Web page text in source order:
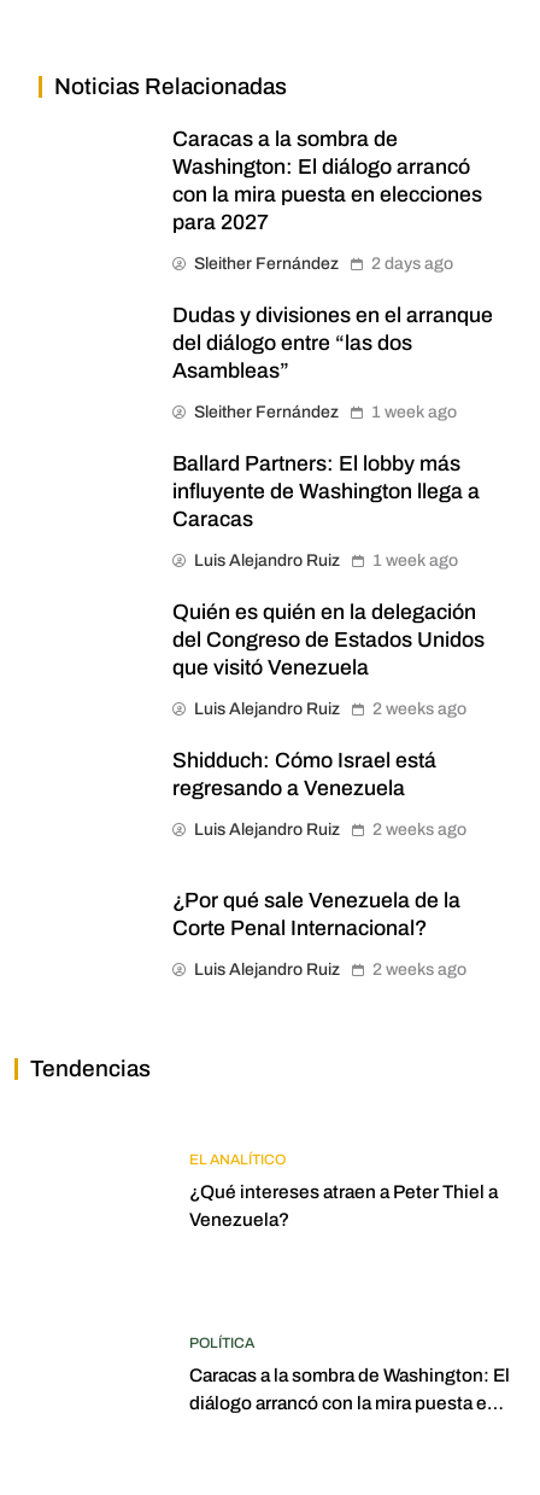
Noticias Relacionadas
Caracas a la sombra de
Washington: El diálogo arrancó
con la mira puesta en elecciones
para 2027
Sleither Fernández 2 days ago
Dudas y divisiones en el arranque
del diálogo entre “las dos
Asambleas”
Sleither Fernández 1 week ago
Ballard Partners: El lobby más
influyente de Washington llega a
Caracas
Luis Alejandro Ruiz 1 week ago
Quién es quién en la delegación
del Congreso de Estados Unidos
que visitó Venezuela
Luis Alejandro Ruiz 2 weeks ago
Shidduch: Cómo Israel está
regresando a Venezuela
Luis Alejandro Ruiz 2 weeks ago
¿Por qué sale Venezuela de la
Corte Penal Internacional?
Luis Alejandro Ruiz 2 weeks ago
Tendencias
EL ANALÍTICO
¿Qué intereses atraen a Peter Thiel a
Venezuela?
POLÍTICA
Caracas a la sombra de Washington: El
diálogo arrancó con la mira puesta en